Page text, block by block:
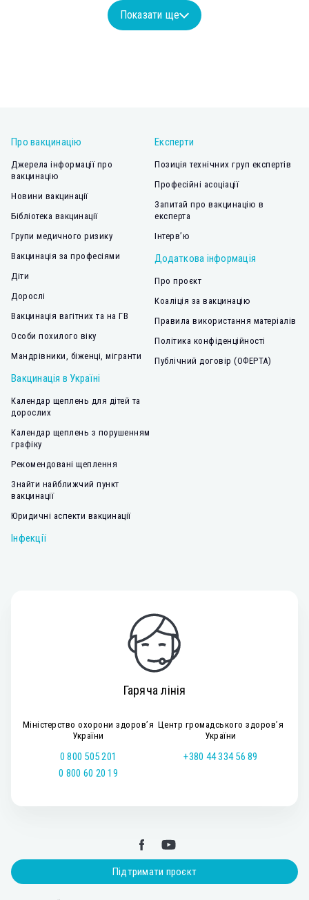
Показати ще
Про вакцинацію
Джерела інформації про
вакцинацію
Новини вакцинації
Бібліотека вакцинації
Групи медичного ризику
Вакцинація за професіями
Діти
Дорослі
Вакцинація вагітних та на ГВ
Особи похилого віку
Мандрівники, біженці, мігранти
Вакцинація в Україні
Календар щеплень для дітей та
дорослих
Календар щеплень з порушенням
графіку
Рекомендовані щеплення
Знайти найближчий пункт
вакцинації
Юридичні аспекти вакцинації
Інфекції
Експерти
Позиція технічних груп експертів
Професійні асоціації
Запитай про вакцинацію в
експерта
Інтерв’ю
Додаткова інформація
Про проєкт
Коаліція за вакцинацію
Правила використання матеріалів
Політика конфіденційності
Публічний договір (ОФЕРТА)
Гаряча лінія
Міністерство охорони здоров’я
України
0 800 505 201
0 800 60 20 19
Центр громадського здоров’я
України
+380 44 334 56 89
Підтримати проєкт